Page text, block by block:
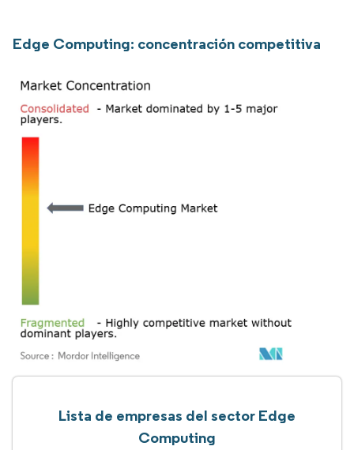
Edge Computing: concentración competitiva
Lista de empresas del sector Edge
Computing